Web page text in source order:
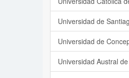
Universidad de
Universidad de
Universidad Austral